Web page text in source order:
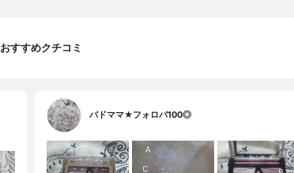
すすめクチコミ
バドママ★フォロバ100◎